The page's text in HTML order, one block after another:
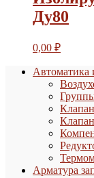
Ду80
0,00 ₽
Автоматика
Арматура